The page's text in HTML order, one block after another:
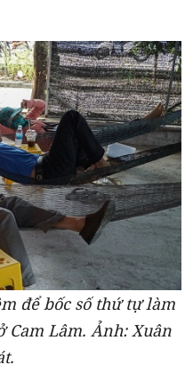
để bốc số thứ tự làm
Cam Lâm. Ảnh: Xuân